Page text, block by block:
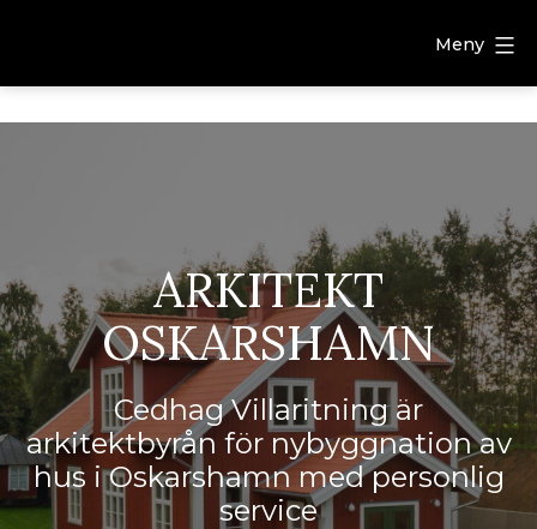
Meny
ARKITEKT
OSKARSHAMN
Cedhag Villaritning är
arkitektbyrån för nybyggnation av
hus i Oskarshamn med personlig
service